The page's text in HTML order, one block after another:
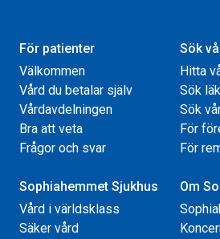
För patienter
Välkommen
Vård du betalar själv
Vårdavdelningen
Bra att veta
Frågor och svar
Sök
Hitta
Sök
Sök
För
För
Sophiahemmet Sjukhus
Vård i världsklass
Säker vård
Om